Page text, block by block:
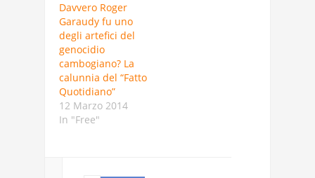
Davvero Roger
Garaudy fu uno
degli artefici del
genocidio
cambogiano? La
calunnia del “Fatto
Quotidiano”
12 Marzo 2014
In "Free"